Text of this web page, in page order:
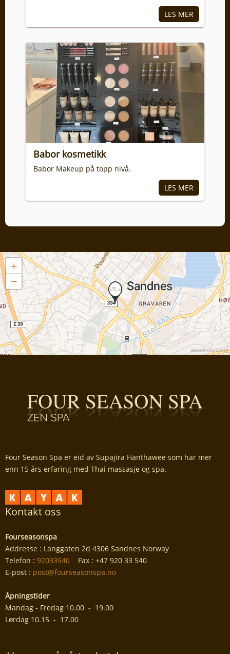
Babor kosmetikk
Babor Makeup på topp nivå.
+
−
Wikimedia/OSM
Four Season Spa er eid av Supajira Hanthawee som har mer
enn 15 års erfaring med Thai massasje og spa.
Kontakt oss
Fourseasonspa
Addresse : Langgaten 2d 4306 Sandnes Norway
Telefon : 92033540 Fax : +47 920 33 540
E-post : post@fourseasonspa.no
Åpningstider
Mandag - Fredag 10.00 - 19.00
Lørdag 10.15 - 17.00